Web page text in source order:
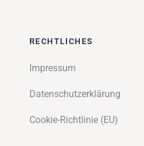
RECHTLICHES
Impressum
Datenschutzerklärung
Cookie-Richtlinie (EU)